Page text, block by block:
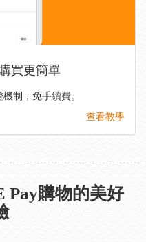
買更簡單
制，免手續費。
查看教學
Pay購物的美好